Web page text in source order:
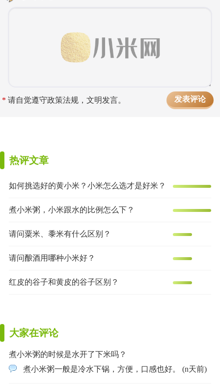
* 请自觉遵守政策法规，文明发言。
热评文章
如何挑选好的黄小米？小米怎么选才是好米？
煮小米粥，小米跟水的比例怎么下？
请问粟米、黍米有什么区别？
请问酿酒用哪种小米好？
红皮的谷子和黄皮的谷子区别？
大家在评论
煮小米粥的时候是水开了下米吗？
煮小米粥一般是冷水下锅，方便，口感也好。 (n天前)